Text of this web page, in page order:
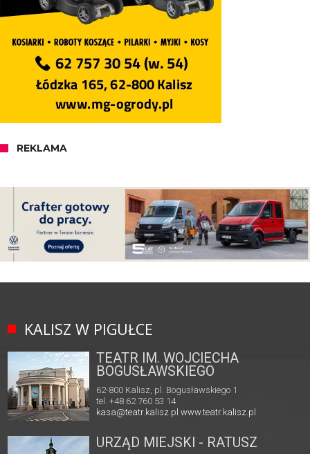
REKLAMA
KALISZ W PIGUŁCE
TEATR IM. WOJCIECHA
BOGUSŁAWSKIEGO
62-800 Kalisz, pl. Bogusławskiego 1
tel. +48 62 760 53 14
kasa@teatr.kalisz.pl www.teatr.kalisz.pl
URZĄD MIEJSKI - RATUSZ